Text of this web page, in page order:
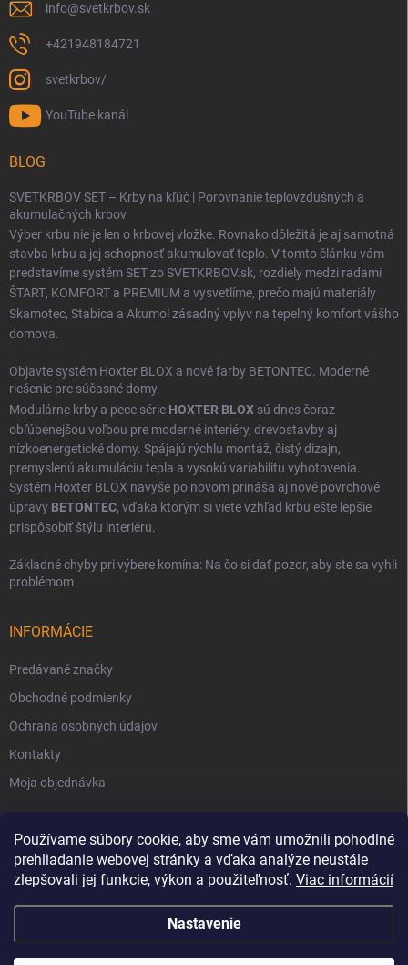
Používame súbory cookie, aby sme vám umožnili pohodlné
prehliadanie webovej stránky a vďaka analýze neustále
zlepšovali jej funkcie, výkon a použiteľnosť. Viac informácií
Nastavenie
info@svetkrbov.sk
+421948184721
svetkrbov/
YouTube kanál
BLOG
SVETKRBOV SET – Krby na kľúč | Porovnanie teplovzdušných a
akumulačných krbov
Výber krbu nie je len o krbovej vložke. Rovnako dôležitá je aj samotná
stavba krbu a jej schopnosť akumulovať teplo. V tomto článku vám
predstavíme systém SET zo SVETKRBOV.sk, rozdiely medzi radami
ŠTART, KOMFORT a PREMIUM a vysvetlíme, prečo majú materiály
Skamotec, Stabica a Akumol zásadný vplyv na tepelný komfort vášho
domova.
Objavte systém Hoxter BLOX a nové farby BETONTEC. Moderné
riešenie pre súčasné domy.
Modulárne krby a pece série HOXTER BLOX sú dnes čoraz
obľúbenejšou voľbou pre moderné interiéry, drevostavby aj
nízkoenergetické domy. Spájajú rýchlu montáž, čistý dizajn,
premyslenú akumuláciu tepla a vysokú variabilitu vyhotovenia.
Systém Hoxter BLOX navyše po novom prináša aj nové povrchové
úpravy BETONTEC, vďaka ktorým si viete vzhľad krbu ešte lepšie
prispôsobiť štýlu interiéru.
Základné chyby pri výbere komína: Na čo si dať pozor, aby ste sa vyhli
problémom
INFORMÁCIE
Predávané značky
Obchodné podmienky
Ochrana osobných údajov
Kontakty
Moja objednávka